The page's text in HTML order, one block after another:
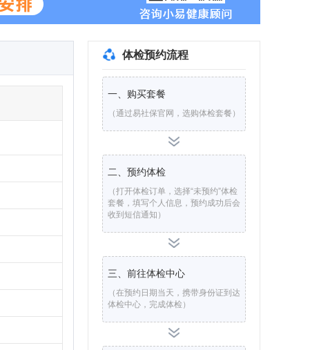
体检预约流程
一、购买套餐
（通过易社保官网，选购体检套餐）
二、预约体检
（打开体检订单，选择“未预约”体检
套餐，填写个人信息，预约成功后会
收到短信通知）
三、前往体检中心
（在预约日期当天，携带身份证到达
体检中心，完成体检）